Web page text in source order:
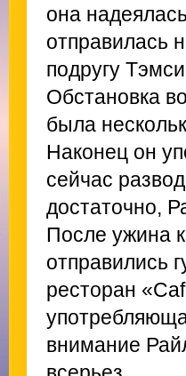
она
отправилась
подругу
Обстановка
была
Наконец он
сейчас
достаточно,
После ужина
отправились
ресторан
внимание